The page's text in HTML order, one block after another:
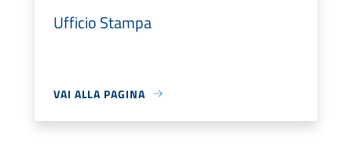
Ufficio Stampa
VAI ALLA PAGINA